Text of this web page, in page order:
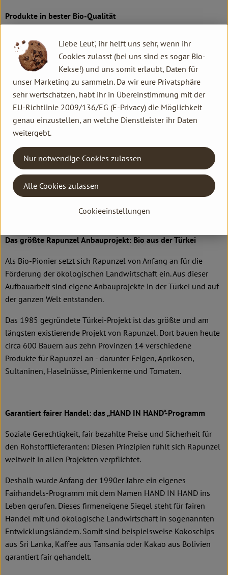
Produkte in bester Bio-Qualität
Qualitätssicherungs-Team nimmt daher eine Schlüsselposition
im Unternehmen ein. Die Kontrollen der Rohstoffe beginnen
bereits auf dem Feld. Bei Wareneingang werden alle Rohstoffe
und Produkte beprobt. Zusätzlich werden sie durch anerkannte
externe Labors unabhängig analysiert.
Wie schon zu Beginn liegen Rapunzel auch heute die
persönlichen Kontakte zu den Lieferanten und langfristige
Partnerschaften besonders am Herzen. Besuche vor Ort,
Beratung durch eigene Agrar-Ingenieure und der rege
Austausch miteinander sichern die einwandfreie Qualität der
Rohstoffe ab. Das schafft Transparenz - vom Feld bis zum
Teller des Verbrauchers.
Das größte Rapunzel Anbauprojekt: Bio aus der Türkei
Als Bio-Pionier setzt sich Rapunzel von Anfang an für die
Förderung der ökologischen Landwirtschaft ein. Aus dieser
Aufbauarbeit sind eigene Anbauprojekte in der Türkei und auf
der ganzen Welt entstanden.
Das 1985 gegründete Türkei-Projekt ist das größte und am
längsten existierende Projekt von Rapunzel. Dort bauen heute
circa 600 Bauern aus zehn Provinzen 14 verschiedene
Produkte für Rapunzel an - darunter Feigen, Aprikosen,
Sultaninen, Haselnüsse, Pinienkerne und Tomaten.
Garantiert fairer Handel: das „HAND IN HAND“-Programm
Soziale Gerechtigkeit, fair bezahlte Preise und Sicherheit für
den Rohstofflieferanten: Diesen Prinzipien fühlt sich Rapunzel
weltweit in allen Projekten verpflichtet.
Deshalb wurde Anfang der 1990er Jahre ein eigenes
Fairhandels-Programm mit dem Namen HAND IN HAND ins
Leben gerufen. Dieses firmeneigene Siegel steht für fairen
Handel mit und ökologische Landwirtschaft in sogenannten
Entwicklungsländern. Somit sind beispielsweise Kokoschips
aus Sri Lanka, Kaffee aus Tansania oder Kakao aus Bolivien
garantiert fair gehandelt.
Liebe Leut', ihr helft uns sehr, wenn ihr
Cookies zulasst (bei uns sind es sogar Bio-
Kekse!) und uns somit erlaubt, Daten für
unser Marketing zu sammeln. Da wir eure Privatsphäre
sehr wertschätzen, habt ihr in Übereinstimmung mit der
EU-Richtlinie 2009/136/EG (E-Privacy) die Möglichkeit
genau einzustellen, an welche Dienstleister ihr Daten
weitergebt.
Cookieeinstellungen
Nur notwendige Cookies zulassen
Alle Cookies zulassen